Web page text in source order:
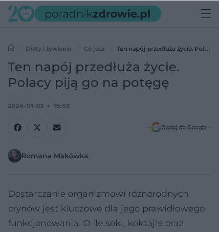
Diety i żywienie Co jesz
Ten napój przedłuża życie. Polacy
piją go na potęgę
Ten napój przedłuża życie.
Polacy piją go na potęgę
2024-01-03 15:59
Dodaj do Google
Romana Makówka
Dostarczanie organizmowi różnorodnych
płynów jest kluczowe dla jego prawidłowego
funkcjonowania. O ile soki, koktajle oraz